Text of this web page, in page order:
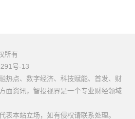
所有
号-13
热点、数字经济、科技赋能、首发、财
面资讯，智投视界是一个专业财经领域
表本站立场，如有侵权请联系处理。